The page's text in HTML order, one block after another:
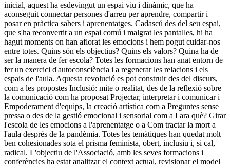
inicial, aquest ha esdevingut un espai viu i dinàmic, que ha
aconseguit connectar persones d'arreu per aprendre, compartir i
posar en pràctica sabers i aprenentatges. Cadascú des del seu espai,
que s'ha reconvertit a un espai comú i malgrat les pantalles, hi ha
hagut moments on han aflorat les emocions i hem pogut cuidar-nos
entre totes. Quins són els objectius? Quins els valors? Quina ha de
ser la manera de fer escola? Totes les formacions han anat entorn de
fer un exercici d'autoconsciència i a regenerar les relacions i els
espais de l'aula. Aquesta revolució es pot construir des del discurs,
com a les propostes Inclusió: mite o realitat, des de la reflexió sobre
la comunicació com ha proposat Projectar, interpretar i comunicar i
Empoderament d'equips, la creació artística com a Preguntes sense
pressa o des de la gestió emocional i sensorial com a I ara què? Girar
l'escola de les emocions a l'aprenentatge o a Com tractar la mort a
l'aula després de la pandèmia. Totes les temàtiques han quedat molt
ben cohesionades sota el prisma feminista, obert, inclusiu i, si cal,
radical. L'objectiu de l'Associació, amb les seves formacions i
conferències ha estat analitzar el context actual, revisionarel model